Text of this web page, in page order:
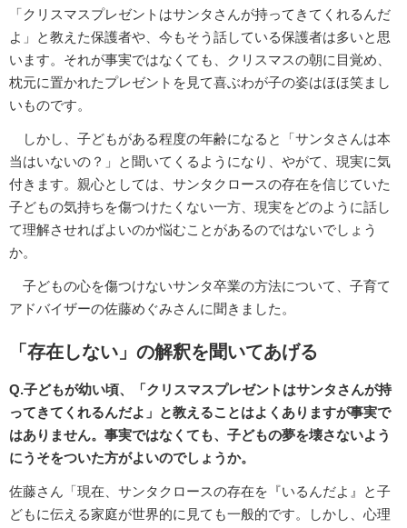
「クリスマスプレゼントはサンタさんが持ってきてくれるんだ
よ」と教えた保護者や、今もそう話している保護者は多いと思
います。それが事実ではなくても、クリスマスの朝に目覚め、
枕元に置かれたプレゼントを見て喜ぶわが子の姿はほほ笑まし
いものです。
しかし、子どもがある程度の年齢になると「サンタさんは本
当はいないの？」と聞いてくるようになり、やがて、現実に気
付きます。親心としては、サンタクロースの存在を信じていた
子どもの気持ちを傷つけたくない一方、現実をどのように話し
て理解させればよいのか悩むことがあるのではないでしょう
か。
子どもの心を傷つけないサンタ卒業の方法について、子育て
アドバイザーの佐藤めぐみさんに聞きました。
「存在しない」の解釈を聞いてあげる
Q.子どもが幼い頃、「クリスマスプレゼントはサンタさんが持
ってきてくれるんだよ」と教えることはよくありますが事実で
はありません。事実ではなくても、子どもの夢を壊さないよう
にうそをついた方がよいのでしょうか。
佐藤さん「現在、サンタクロースの存在を『いるんだよ』と子
どもに伝える家庭が世界的に見ても一般的です。しかし、心理